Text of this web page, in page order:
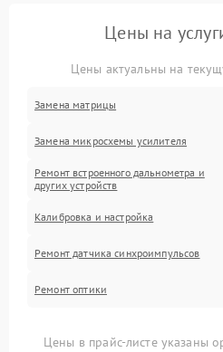
Цены на
Цены актуальны на
Замена матрицы
Замена микросхемы усилителя
Ремонт встроенного дальнометра и
других устройств
Калибровка и настройка
Ремонт датчика синхроимпульсов
Ремонт оптики
Цены в прайс-листе указаны